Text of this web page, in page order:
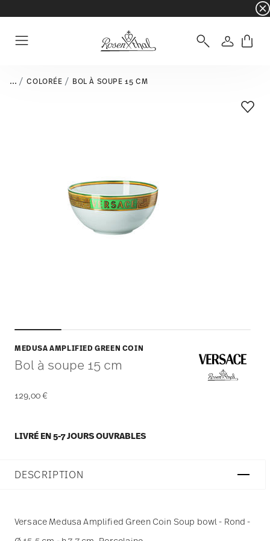
☀️ Summer SALE sur une sélection d'articles
... COLORÉE BOL À SOUPE 15 CM
MEDUSA AMPLIFIED GREEN COIN
Bol à soupe 15 cm
129,00 €
LIVRÉ EN 5-7 JOURS OUVRABLES
Liste
DESCRIPTION
Versace Medusa Amplified Green Coin Soup bowl - Rond -